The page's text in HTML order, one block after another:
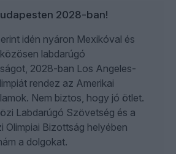
2028-ban!
idén nyáron Mexikóval és
labdarúgó
2028-ban Los Angeles-
rendez az Amerikai
Nem biztos, hogy jó ötlet.
Labdarúgó Szövetség és a
Olimpiai Bizottság helyében
a dolgokat.